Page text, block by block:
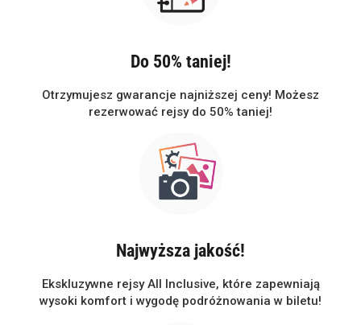
Do 50% taniej!
Otrzymujesz gwarancje najniższej ceny! Możesz
rezerwować rejsy do 50% taniej!
Najwyższa jakość!
Ekskluzywne rejsy All Inclusive, które zapewniają
wysoki komfort i wygodę podróżnowania w biletu!